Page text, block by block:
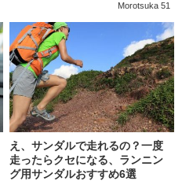
Morotsuka 51
え、サンダルで走れるの？一度
走ったらクセになる、ランニン
グ用サンダルおすすめ6選